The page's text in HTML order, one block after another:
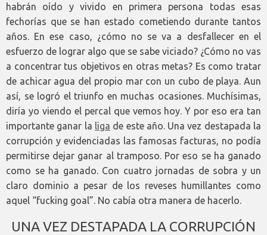
habrán oído y vivido en primera persona todas esas
fechorías que se han estado cometiendo durante tantos
años. En ese caso, ¿cómo no se va a desfallecer en el
esfuerzo de lograr algo que se sabe viciado? ¿Cómo no vas
a concentrar tus objetivos en otras metas? Es como tratar
de achicar agua del propio mar con un cubo de playa. Aun
así, se logró el triunfo en muchas ocasiones. Muchísimas,
diría yo viendo el percal que vemos hoy. Y por eso era tan
importante ganar la liga de este año. Una vez destapada la
corrupción y evidenciadas las famosas facturas, no podía
permitirse dejar ganar al tramposo. Por eso se ha ganado
como se ha ganado. Con cuatro jornadas de sobra y un
claro dominio a pesar de los reveses humillantes como
aquel “fucking goal”. No cabía otra manera de hacerlo.
UNA VEZ DESTAPADA LA CORRUPCIÓN